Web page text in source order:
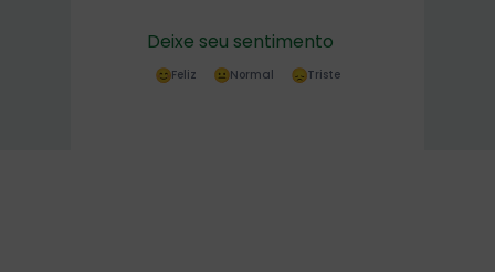
Deixe seu sentimento
Feliz Normal Triste